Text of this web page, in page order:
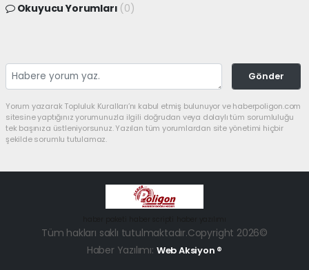
Okuyucu Yorumları (0)
Gönder
Yorum yazarak Topluluk Kuralları’nı kabul etmiş bulunuyor ve haberpoligon.com
sitesine yaptığınız yorumunuzla ilgili doğrudan veya dolaylı tüm sorumluluğu
tek başınıza üstleniyorsunuz. Yazılan tüm yorumlardan site yönetimi hiçbir
şekilde sorumlu tutulamaz.
Tüm hakları saklı tutulmaktadır.Copyright 2026©
Haber Yazılımı: Web Aksiyon ®